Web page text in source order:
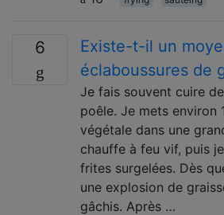
6
Existe-t-il un
éclaboussures de
Je fais souvent cuire
poêle. Je mets environ
végétale dans une
chauffe à feu vif, puis
frites surgelées. Dès
une explosion de
gâchis. Après …